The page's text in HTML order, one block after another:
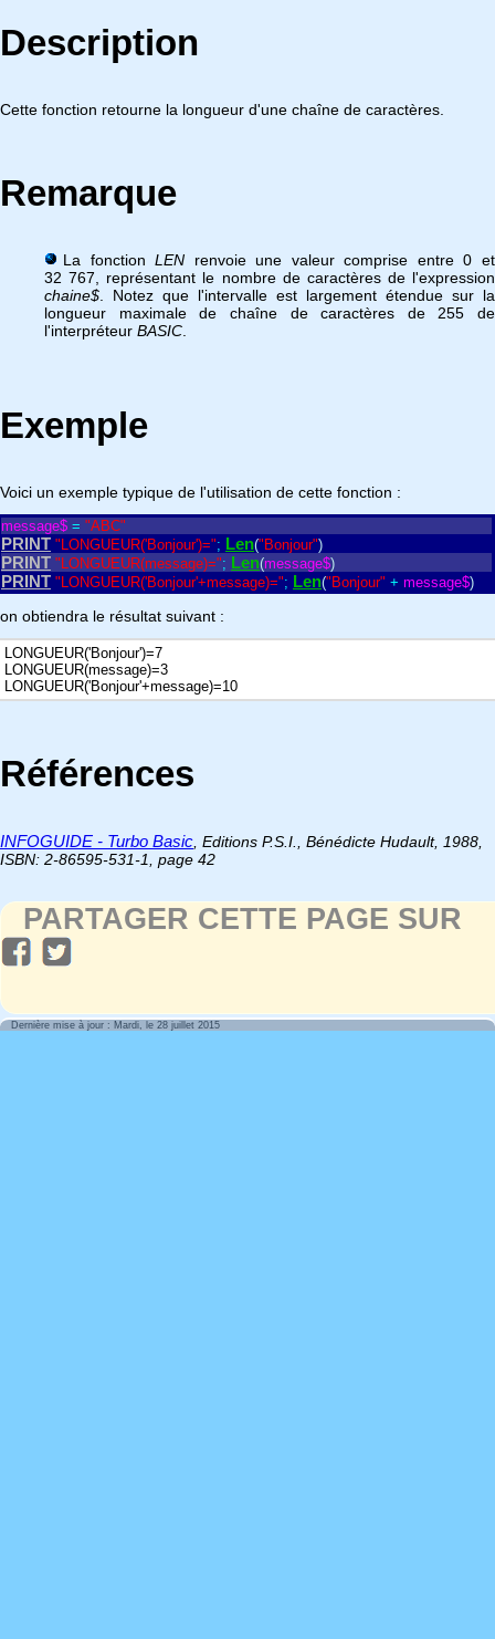
Description
Cette fonction retourne la longueur d'une chaîne de caractères.
Remarque
La fonctionLEN renvoie une valeur comprise entre 0 et
32 767, représentant le nombre de caractères de l'expression
chaine$ . Notez que l'intervalle est largement étendue sur la
longueur maximale de chaîne de caractères de 255 de
l'interpréteur BASIC
Exemple
Voici un exemple typique de l'utilisation de cette fonction :
message$ = "ABC"
PRINT "LONGUEUR('Bonjour')="; Len("Bonjour")
PRINT "LONGUEUR(message)="; Len(message$)
PRINT "LONGUEUR('Bonjour'+message)="; Len("Bonjour" + message$)
on obtiendra le résultat suivant :
LONGUEUR('Bonjour')=7
LONGUEUR(message)=3
LONGUEUR('Bonjour'+message)=10
Références
INFOGUIDE - Turbo Basic , Editions P.S.I., Bénédicte Hudault, 1988,
ISBN: 2-86595-531-1, page 42
PARTAGER CETTE PAGE SUR
Dernière mise à jour : Mardi, le 28 juillet 2015